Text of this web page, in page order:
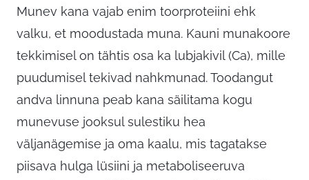
Munev kana vajab enim toorproteiini ehk
valku, et moodustada muna. Kauni munakoore
tekkimisel on tähtis osa ka lubjakivil (Ca), mille
puudumisel tekivad nahkmunad. Toodangut
andva linnuna peab kana säilitama kogu
munevuse jooksul sulestiku hea
väljanägemise ja oma kaalu, mis tagatakse
piisava hulga lüsiini ja metaboliseeruva